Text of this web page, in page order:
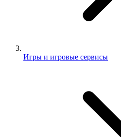
Игры и игровые сервисы